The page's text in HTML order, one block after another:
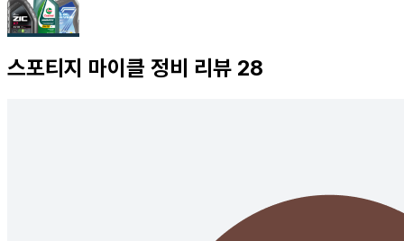
스포티지 마이클 정비 리뷰 28